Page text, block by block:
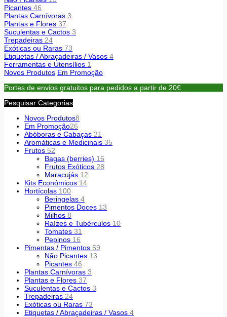
Picantes 46
Plantas Carnívoras 3
Plantas e Flores 37
Suculentas e Cactos 3
Trepadeiras 24
Exóticas ou Raras 73
Etiquetas / Abraçadeiras / Vasos 4
Ferramentas e Utensílios 1
Novos Produtos Em Promoção
Portes de envios gratuitos para pedidos a partir de 20€
Pesquisar Categorias
Novos Produtos8
Em Promoção26
Abóboras e Cabaças 21
Aromáticas e Medicinais 35
Frutos 52
Bagas (berries) 16
Frutos Exóticos 28
Maracujás 12
Kits Económicos 14
Hortícolas 100
Beringelas 4
Pimentos Doces 13
Milhos 8
Raízes e Tubérculos 10
Tomates 31
Pepinos 16
Pimentas / Pimentos 59
Não Picantes 13
Picantes 46
Plantas Carnívoras 3
Plantas e Flores 37
Suculentas e Cactos 3
Trepadeiras 24
Exóticas ou Raras 73
Etiquetas / Abraçadeiras / Vasos 4